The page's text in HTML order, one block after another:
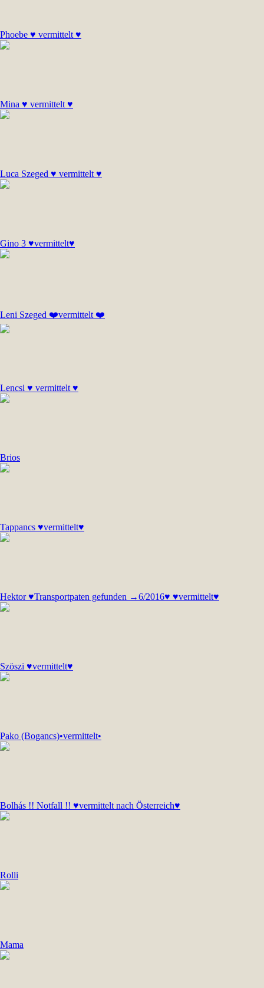
Phoebe ♥ vermittelt ♥
Mina ♥ vermittelt ♥
Luca Szeged ♥ vermittelt ♥
Gino 3 ♥vermittelt♥
Leni Szeged ❤️vermittelt ❤️
Lencsi ♥ vermittelt ♥
Brios
Tappancs ♥vermittelt♥
Hektor ♥Transportpaten gefunden →6/2016♥ ♥vermittelt♥
Szöszi ♥vermittelt♥
Pako (Bogancs)•vermittelt•
Bolhás !! Notfall !! ♥vermittelt nach Österreich♥
Rolli
Mama